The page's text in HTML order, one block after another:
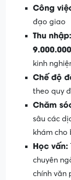
Công
đạo giao
Thu nhập:
kinh
Chế độ
theo quy
Chăm
sâu các
khám
Học vấn:
chuyên
chính văn